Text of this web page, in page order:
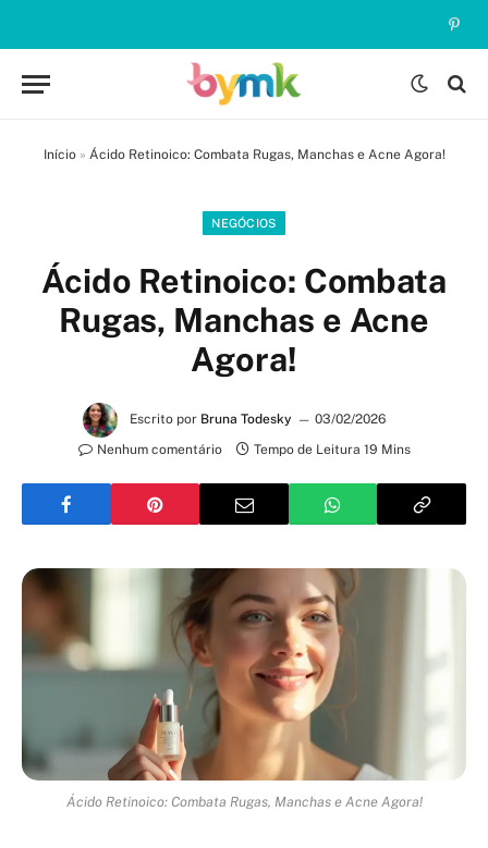
Início» Ácido Retinoico: Combata Rugas, Manchas e Acne Agora!
NEGÓCIOS
Ácido Retinoico: Combata
Rugas, Manchas e Acne
Agora!
Escrito por Bruna Todesky
03/02/2026
Nenhum comentário
Tempo de Leitura 19 Mins
Ácido Retinoico: Combata Rugas, Manchas e Acne Agora!